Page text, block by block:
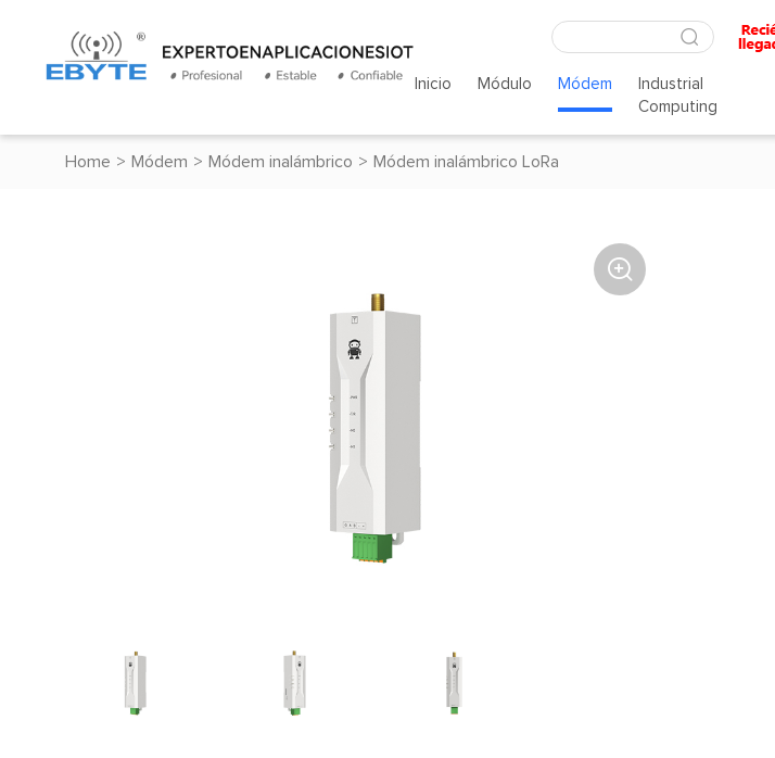
Inicio Módulo Módem
Industrial
Computing
Home > Módem > Módem inalámbrico > Módem inalámbrico LoRa
